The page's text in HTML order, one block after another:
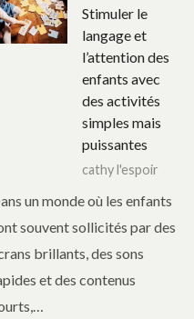
Stimuler le
langage et
l’attention des
enfants avec
des activités
simples mais
puissantes
cathy l'espoir
un monde où les enfants
souvent sollicités par des
brillants, des sons
et des contenus